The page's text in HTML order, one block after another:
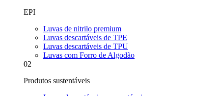
EPI
Luvas de nitrilo premium
Luvas descartáveis de TPE
Luvas descartáveis de TPU
Luvas com Forro de Algodão
02
Produtos sustentáveis